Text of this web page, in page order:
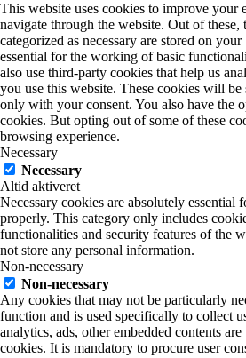
This website uses cookies to improve your
navigate through the website. Out of these,
categorized as necessary are stored on
essential for the working of basic
also use third-party cookies that help us
you use this website. These cookies will
only with your consent. You also have the
cookies. But opting out of some of these
browsing experience.
Necessary
Necessary
Altid aktiveret
Necessary cookies are absolutely essential
properly. This category only includes
functionalities and security features of the
not store any personal information.
Non-necessary
Non-necessary
Any cookies that may not be particularly
function and is used specifically to collect
analytics, ads, other embedded contents
cookies. It is mandatory to procure user